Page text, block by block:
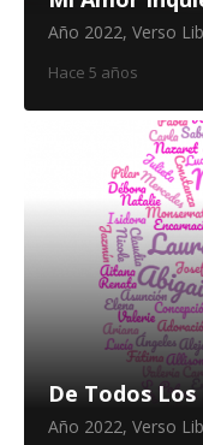
Año 2022, Verso
Hace 5 años
De Todos
Año 2022, Verso